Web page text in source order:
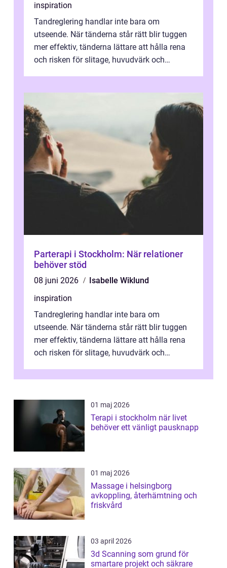
inspiration
Tandreglering handlar inte bara om
utseende. När tänderna står rätt blir tuggen
mer effektiv, tänderna lättare att hålla rena
och risken för slitage, huvudvärk och
Parterapi i Stockholm: När relationer
behöver stöd
08 juni 2026
Isabelle Wiklund
inspiration
Tandreglering handlar inte bara om
utseende. När tänderna står rätt blir tuggen
mer effektiv, tänderna lättare att hålla rena
och risken för slitage, huvudvärk och
01 maj 2026
Terapi i stockholm när livet
behöver ett vänligt pausknapp
01 maj 2026
Massage i helsingborg
avkoppling, återhämtning och
friskvård
03 april 2026
3d Scanning som grund för
smartare projekt och säkrare